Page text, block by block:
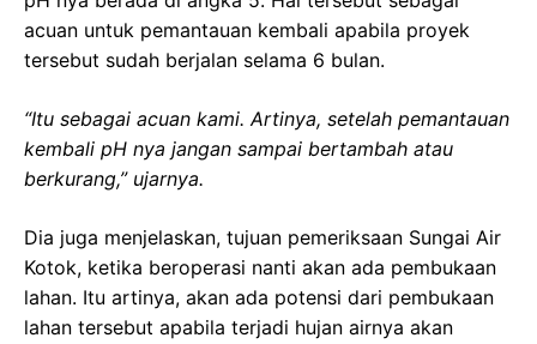
acuan untuk pemantauan kembali apabila proyek
tersebut sudah berjalan selama 6 bulan.
“Itu sebagai acuan kami. Artinya, setelah pemantauan
kembali pH nya jangan sampai bertambah atau
berkurang,” ujarnya.
Dia juga menjelaskan, tujuan pemeriksaan Sungai Air
Kotok, ketika beroperasi nanti akan ada pembukaan
lahan. Itu artinya, akan ada potensi dari pembukaan
lahan tersebut apabila terjadi hujan airnya akan